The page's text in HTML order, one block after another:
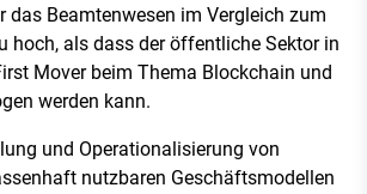
das Beamtenwesen im Vergleich zum
hoch, als dass der öffentliche Sektor in
Mover beim Thema Blockchain und
werden kann.
und Operationalisierung von
nutzbaren Geschäftsmodellen